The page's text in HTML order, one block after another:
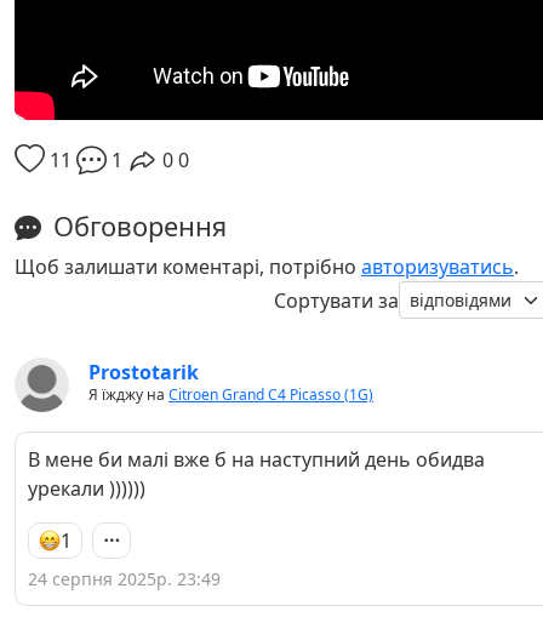
11 1 00
Обговорення
Щоб залишати коментарі, потрібно авторизуватись.
Сортувати за
Prostotarik
Я їжджу на Citroen Grand C4 Picasso (1G)
В мене би малі вже б на наступний день обидва
урекали ))))))
1
24 серпня 2025р. 23:49